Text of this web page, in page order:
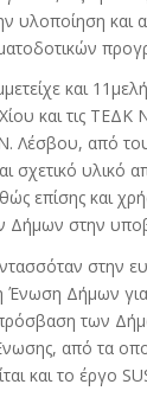
υλοποίηση
και
και τις
Λέσβου, από
σχετικό υλικό
επίσης και
Δήμων στην
στην
Ένωση Δήμων για
των
από τα
και το έργο